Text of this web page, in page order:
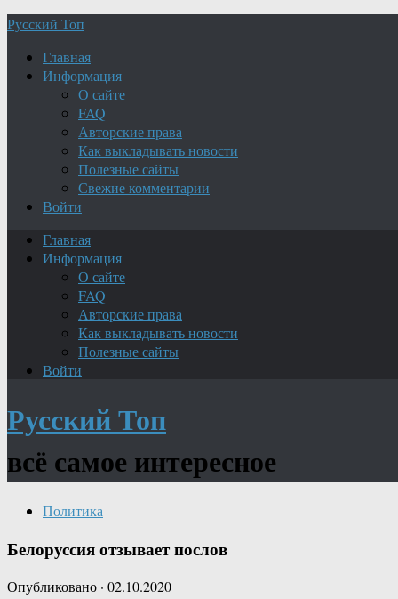
Русский Топ
Главная
Информация
О сайте
FAQ
Авторские права
Как выкладывать новости
Полезные сайты
Свежие комментарии
Войти
Главная
Информация
О сайте
FAQ
Авторские права
Как выкладывать новости
Полезные сайты
Войти
Русский Топ
всё самое интересное
Политика
Белоруссия отзывает послов
Опубликовано · 02.10.2020